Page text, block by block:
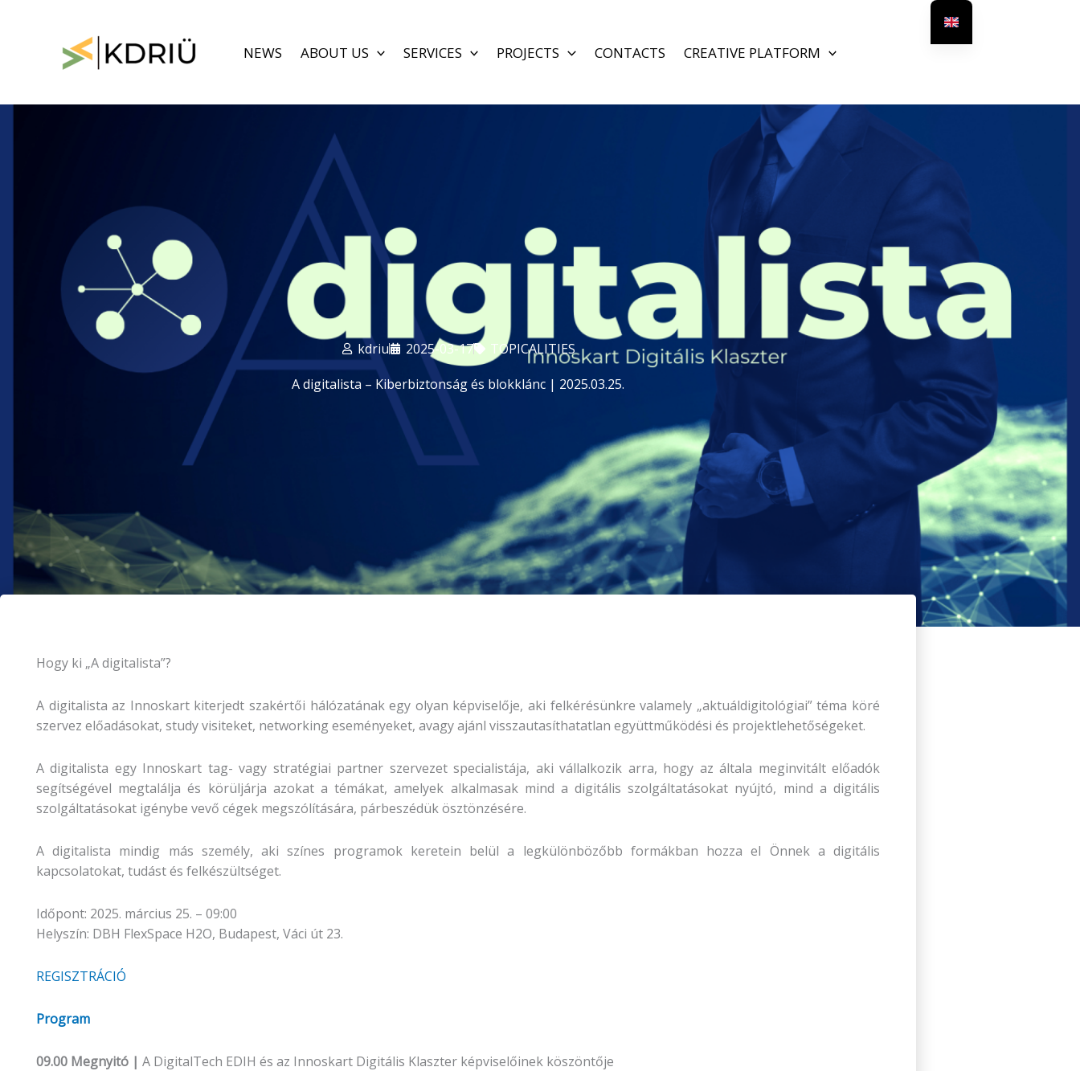
NEWS ABOUT US SERVICES PROJECTS CONTACTS CREATIVE PLATFORM
kdriu 2025-03-17
TOPICALITIES
A digitalista – Kiberbiztonság és blokklánc | 2025.03.25.
Hogy ki „A digitalista”?
A digitalista az Innoskart kiterjedt szakértői hálózatának egy olyan képviselője, aki felkérésünkre valamely „aktuáldigitológiai” téma köré
szervez előadásokat, study visiteket, networking eseményeket, avagy ajánl visszautasíthatatlan együttműködési és projektlehetőségeket.
A digitalista egy Innoskart tag- vagy stratégiai partner szervezet specialistája, aki vállalkozik arra, hogy az általa meginvitált előadók
segítségével megtalálja és körüljárja azokat a témákat, amelyek alkalmasak mind a digitális szolgáltatásokat nyújtó, mind a digitális
szolgáltatásokat igénybe vevő cégek megszólítására, párbeszédük ösztönzésére.
A digitalista mindig más személy, aki színes programok keretein belül a legkülönbözőbb formákban hozza el Önnek a digitális
kapcsolatokat, tudást és felkészültséget.
Időpont: 2025. március 25. – 09:00
Helyszín: DBH FlexSpace H2O, Budapest, Váci út 23.
REGISZTRÁCIÓ
Program
09.00 Megnyitó | A DigitalTech EDIH és az Innoskart Digitális Klaszter képviselőinek köszöntője